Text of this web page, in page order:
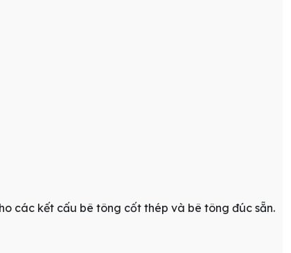
các kết cấu bê tông cốt thép và bê tông đúc sẵn.